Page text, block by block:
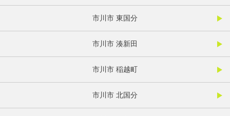
市川市 東国分
市川市 湊新田
市川市 稲越町
市川市 北国分